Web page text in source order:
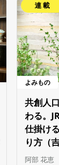
連載
よみもの
共創人
わる。
仕掛け
り方（
阿部 花恵